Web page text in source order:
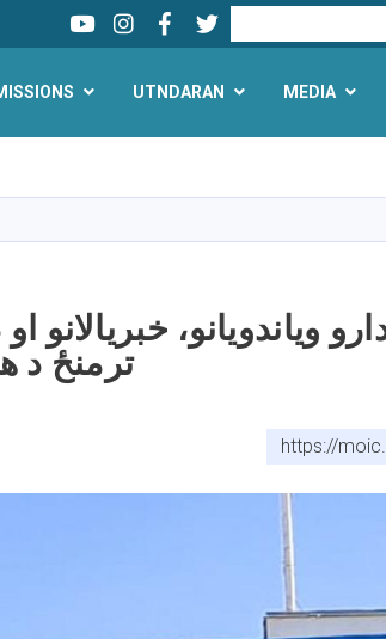
content
YoutubeLinkedInFacebookTwitter
Search
UTNDARAN MEDIA
ویاندویانو، خبریالانو
ترمنځ د
https://